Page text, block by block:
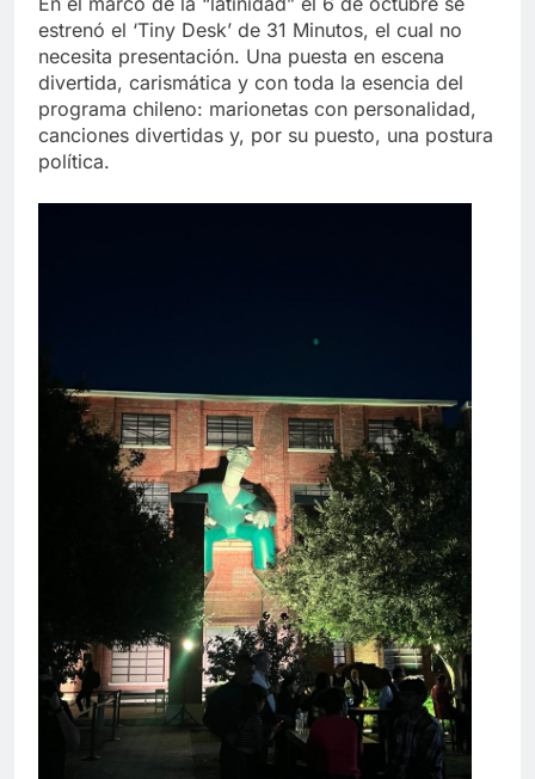
estrenó el ‘Tiny Desk’ de 31 Minutos, el cual no
necesita presentación. Una puesta en escena
divertida, carismática y con toda la esencia del
programa chileno: marionetas con personalidad,
canciones divertidas y, por su puesto, una postura
política.